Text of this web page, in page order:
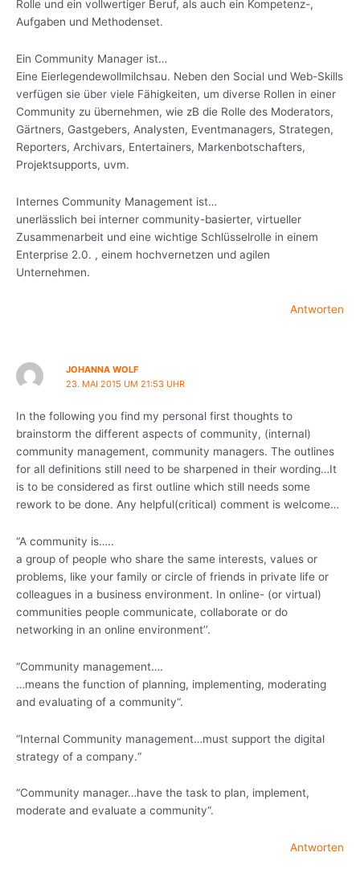
Rolle und ein vollwertiger Beruf, als auch ein Kompetenz-,
Aufgaben und Methodenset.
Ein Community Manager ist…
Eine Eierlegendewollmilchsau. Neben den Social und Web-Skills
verfügen sie über viele Fähigkeiten, um diverse Rollen in einer
Community zu übernehmen, wie zB die Rolle des Moderators,
Gärtners, Gastgebers, Analysten, Eventmanagers, Strategen,
Reporters, Archivars, Entertainers, Markenbotschafters,
Projektsupports, uvm.
Internes Community Management ist…
unerlässlich bei interner community-basierter, virtueller
Zusammenarbeit und eine wichtige Schlüsselrolle in einem
Enterprise 2.0. , einem hochvernetzen und agilen
Unternehmen.
Antworten
JOHANNA WOLF
23. MAI 2015 UM 21:53 UHR
In the following you find my personal first thoughts to
brainstorm the different aspects of community, (internal)
community management, community managers. The outlines
for all definitions still need to be sharpened in their wording…It
is to be considered as first outline which still needs some
rework to be done. Any helpful(critical) comment is welcome…
“A community is…..
a group of people who share the same interests, values or
problems, like your family or circle of friends in private life or
colleagues in a business environment. In online- (or virtual)
communities people communicate, collaborate or do
networking in an online environment’’.
“Community management….
…means the function of planning, implementing, moderating
and evaluating of a community“.
“Internal Community management…must support the digital
strategy of a company.“
“Community manager…have the task to plan, implement,
moderate and evaluate a community“.
Antworten